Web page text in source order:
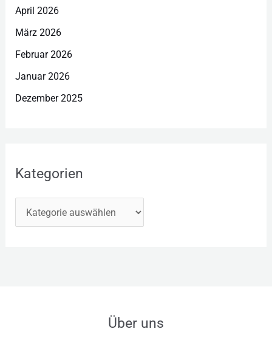
April 2026
März 2026
Februar 2026
Januar 2026
Dezember 2025
Kategorien
Über uns